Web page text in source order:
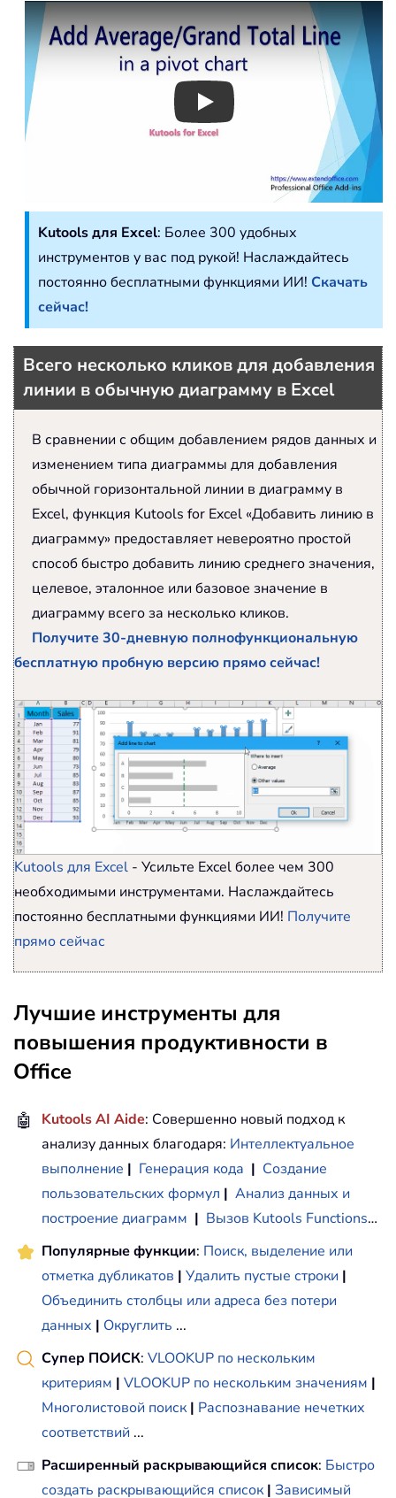
Play
Kutools для Excel: Более 300 удобных
инструментов у вас под рукой! Наслаждайтесь
постоянно бесплатными функциями ИИ! Скачать
сейчас!
Всего несколько кликов для добавления
линии в обычную диаграмму в Excel
В сравнении с общим добавлением рядов данных и
изменением типа диаграммы для добавления
обычной горизонтальной линии в диаграмму в
Excel, функция Kutools for Excel «Добавить линию в
диаграмму» предоставляет невероятно простой
способ быстро добавить линию среднего значения,
целевое, эталонное или базовое значение в
диаграмму всего за несколько кликов.
Получите 30-дневную полнофункциональную
бесплатную пробную версию прямо сейчас!
Kutools для Excel - Усильте Excel более чем 300
необходимыми инструментами. Наслаждайтесь
постоянно бесплатными функциями ИИ! Получите
прямо сейчас
Лучшие инструменты для
повышения продуктивности в
Office
🤖 Kutools AI Aide: Совершенно новый подход к
анализу данных благодаря: Интеллектуальное
выполнение | Генерация кода | Создание
пользовательских формул | Анализ данных и
построение диаграмм | Вызов Kutools Functions…
Популярные функции: Поиск, выделение или
отметка дубликатов | Удалить пустые строки |
Объединить столбцы или адреса без потери
данных | Округлить ...
Супер ПОИСК: VLOOKUP по нескольким
критериям | VLOOKUP по нескольким значениям |
Многолистовой поиск | Распознавание нечетких
соответствий ...
Расширенный раскрывающийся список: Быстро
создать раскрывающийся список | Зависимый